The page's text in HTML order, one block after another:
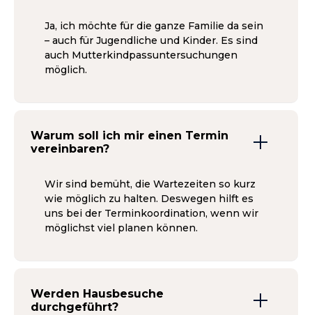
Ja, ich möchte für die ganze Familie da sein
– auch für Jugendliche und Kinder. Es sind
auch Mutterkindpassuntersuchungen
möglich.
Warum soll ich mir einen Termin
vereinbaren?
Wir sind bemüht, die Wartezeiten so kurz
wie möglich zu halten. Deswegen hilft es
uns bei der Terminkoordination, wenn wir
möglichst viel planen können.
Werden Hausbesuche
durchgeführt?